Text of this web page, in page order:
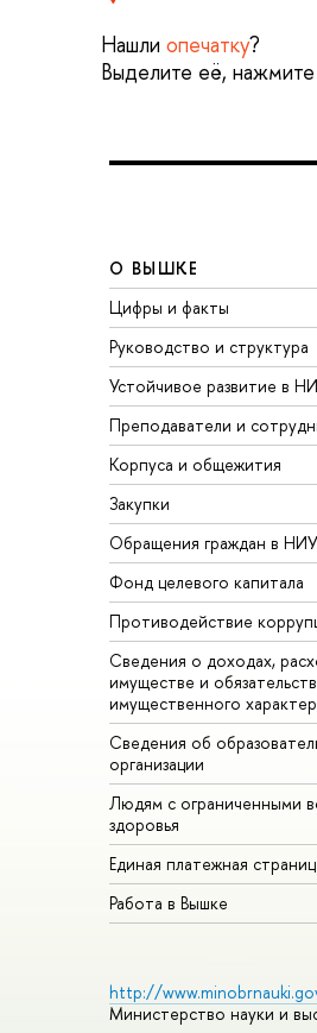
Нашли опечатку?
Выделите её,
О ВЫШКЕ
Цифры и факты
Руководство и структура
Устойчивое развитие в
Преподаватели и
Корпуса и общежития
Закупки
Обращения граждан в
Фонд целевого капитала
Противодействие
Сведения о доходах,
имуществе и
имущественного
Сведения об
организации
Людям с ограниченными
здоровья
Единая платежная
Работа в Вышке
http://
Министерство науки и